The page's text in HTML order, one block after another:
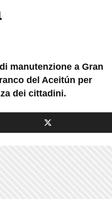
manutenzione a Gran
del Aceitún per
dei cittadini.